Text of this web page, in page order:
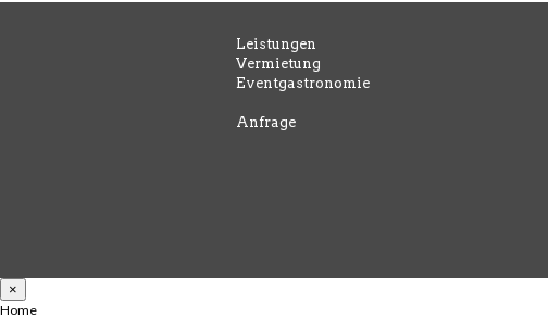
Leistungen
Vermietung
Eventgastronomie
Anfrage
×
Home